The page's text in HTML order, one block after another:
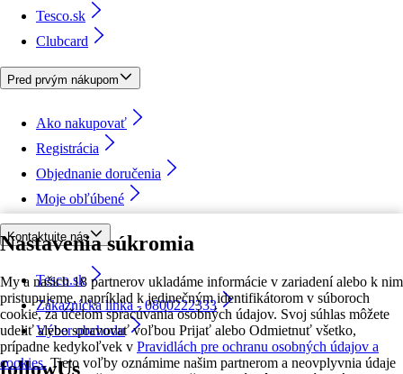
Nastavenia súkromia
My a našich 18 partnerov ukladáme informácie v zariadení alebo k nim
pristupujeme, napríklad k jedinečným identifikátorom v súboroch
cookie, za účelom spracúvania osobných údajov. Svoj súhlas môžete
udeliť alebo spravovať voľbou Prijať alebo Odmietnuť všetko,
prípadne kedykoľvek v Pravidlách pre ochranu osobných údajov a
cookies. Tieto voľby oznámime našim partnerom a neovplyvnia údaje
Tesco.sk
Clubcard
Pred prvým nákupom
Ako nakupovať
Registrácia
Objednanie doručenia
Moje obľúbené
Kontaktujte nás
Tesco.sk
Zákaznícka linka - 0800222333
Výber obchodu
followUs